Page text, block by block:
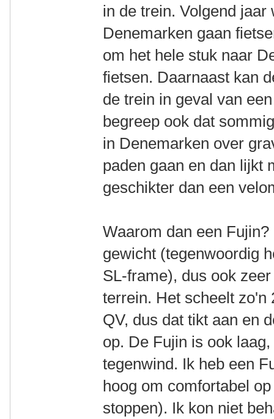
in de trein. Volgend
Denemarken gaan
om het hele stuk naar
fietsen. Daarnaast kan
de trein in geval van
begreep ook dat
in Denemarken over
paden gaan en dan lijkt
geschikter dan een
Waarom dan een
gewicht (tegenwoordig
SL-frame), dus ook
terrein. Het scheelt
QV, dus dat tikt aan en
op. De Fujin is ook
tegenwind. Ik heb een
hoog om comfortabel
stoppen). Ik kon niet